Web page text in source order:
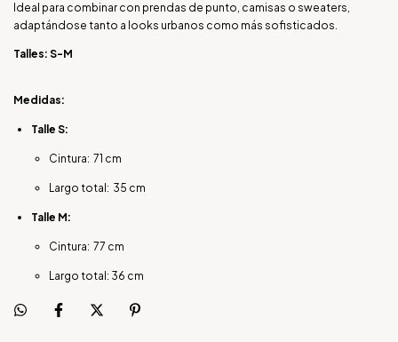
Ideal para combinar con prendas de punto, camisas o sweaters,
adaptándose tanto a looks urbanos como más sofisticados.
Talles: S-M
Medidas:
Talle S:
Cintura: 71 cm
Largo total: 35 cm
Talle M:
Cintura: 77 cm
Largo total: 36 cm